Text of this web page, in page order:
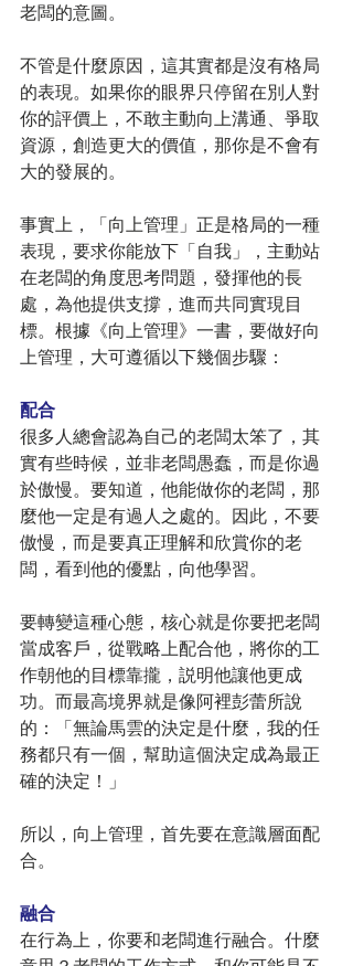
老闆的意圖。
不管是什麼原因，這其實都是沒有格局
的表現。如果你的眼界只停留在別人對
你的評價上，不敢主動向上溝通、爭取
資源，創造更大的價值，那你是不會有
大的發展的。
事實上，「向上管理」正是格局的一種
表現，要求你能放下「自我」，主動站
在老闆的角度思考問題，發揮他的長
處，為他提供支撐，進而共同實現目
標。根據《向上管理》一書，要做好向
上管理，大可遵循以下幾個步驟：
配合
很多人總會認為自己的老闆太笨了，其
實有些時候，並非老闆愚蠢，而是你過
於傲慢。要知道，他能做你的老闆，那
麼他一定是有過人之處的。因此，不要
傲慢，而是要真正理解和欣賞你的老
闆，看到他的優點，向他學習。
要轉變這種心態，核心就是你要把老闆
當成客戶，從戰略上配合他，將你的工
作朝他的目標靠攏，説明他讓他更成
功。而最高境界就是像阿裡彭蕾所說
的：「無論馬雲的決定是什麼，我的任
務都只有一個，幫助這個決定成為最正
確的決定！」
所以，向上管理，首先要在意識層面配
合。
融合
在行為上，你要和老闆進行融合。什麼